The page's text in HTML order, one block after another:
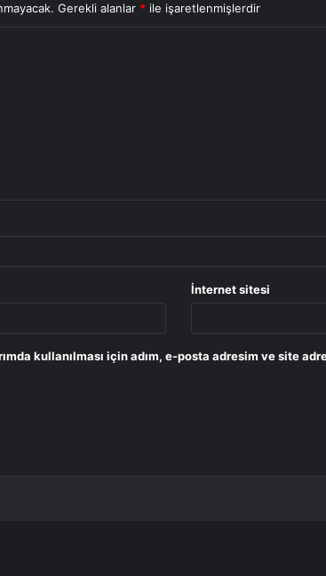
Gerekli alanlar * ile işaretlenmişlerdir
İnternet sitesi
kullanılması için adım, e-posta adresim ve site